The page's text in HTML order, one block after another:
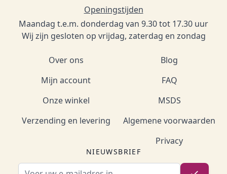
Openingstijden
Maandag t.e.m. donderdag van 9.30 tot 17.30 uur
Wij zijn gesloten op vrijdag, zaterdag en zondag
Over ons
Mijn account
Onze winkel
Verzending en levering
Blog
FAQ
MSDS
Algemene voorwaarden
Privacy
NIEUWSBRIEF